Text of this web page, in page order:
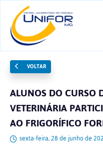
VOLTAR
ALUNOS DO CURSO
VETERINÁRIA
AO FRIGORÍFICO
sexta-feira, 28 de junho de